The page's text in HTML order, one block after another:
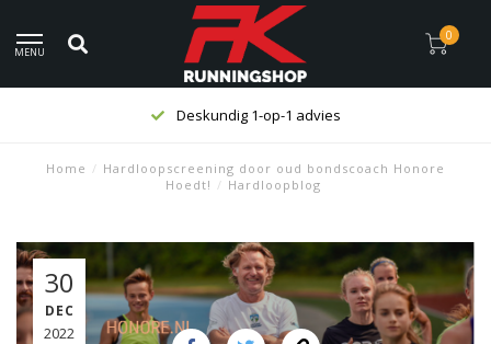
MENU
0
Deskundig 1-op-1 advies
Home / Hardloopscreening door oud bondscoach Honore
Hoedt! / Hardloopblog
30
DEC
2022